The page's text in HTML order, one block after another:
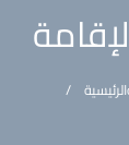
الرئيسية